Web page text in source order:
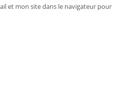
et mon site dans le navigateur pour